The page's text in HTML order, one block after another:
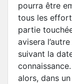
pourra être
tous les
partie
avisera
suivant la
alors, dans